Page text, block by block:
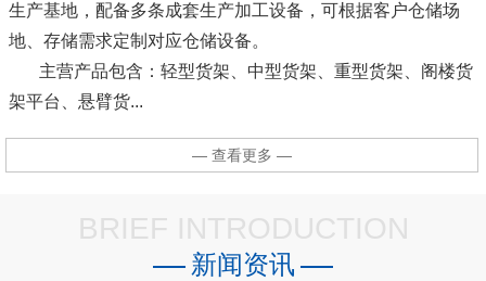
生产基地，配备多条成套生产加工设备，可根据客户仓储场
地、存储需求定制对应仓储设备。
主营产品包含：轻型货架、中型货架、重型货架、阁楼货
架平台、悬臂货...
— 查看更多 —
BRIEF INTRODUCTION
新闻资讯